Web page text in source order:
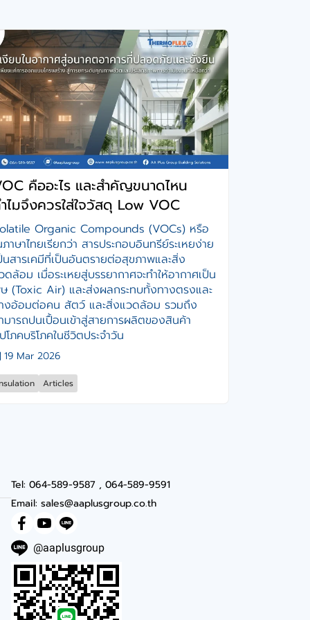
คืออะไร และสำคัญขนาดไหน
ไมจึงควรใส่ใจวัสดุ Low VOC
Organic Compounds (VOCs) หรือ
ภาษาไทยเรียกว่า สารประกอบอินทรีย์ระเหยง่าย
นสารเคมีที่เป็นอันตรายต่อสุขภาพและสิ่ง
ดล้อม เมื่อระเหยสู่บรรยากาศจะทำให้อากาศเป็น
(Toxic Air) และส่งผลกระทบทั้งทางตรงและ
งอ้อมต่อคน สัตว์ และสิ่งแวดล้อม รวมถึง
มารถปนเปื้อนเข้าสู่สายการผลิตของสินค้า
โภคบริโภคในชีวิตประจำวัน
19 Mar 2026
Articles
Tel: 064-589-9587 , 064-589-9591
Email: sales@aaplusgroup.co.th
@aaplusgroup